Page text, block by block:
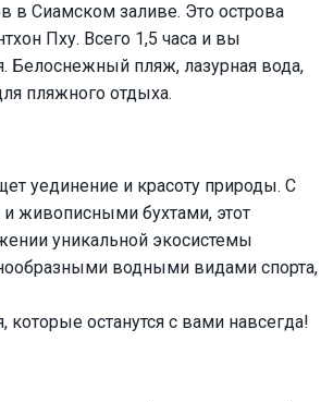
в Сиамском заливе. Это острова
Пху. Всего 1,5 часа и вы
Белоснежный пляж, лазурная вода,
пляжного отдыха.
уединение и красоту природы. С
живописными бухтами, этот
уникальной экосистемы
водными видами спорта,
останутся с вами навсегда!